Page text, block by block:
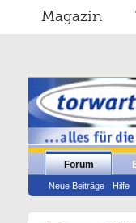
Magazin
Forum
Neue Beiträge Hilfe